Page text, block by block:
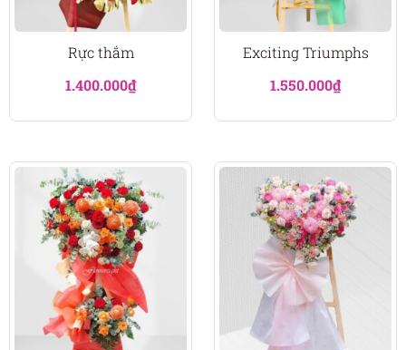
Rực thắm
1.400.000₫
Exciting Triumphs
1.550.000₫